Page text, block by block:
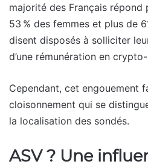
majorité des Français répond
53 % des femmes et plus de
disent disposés à solliciter
d’une rémunération en
Cependant, cet engouement
cloisonnement qui se
la localisation des sondés.
ASV ? Une